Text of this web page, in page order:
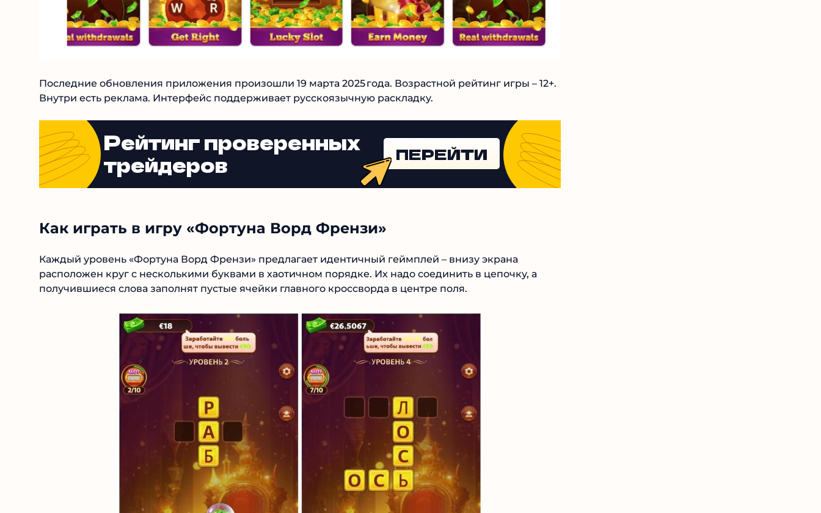
Последние обновления приложения произошли 19 марта 2025 года. Возрастной рейтинг игры –
12+. Внутри есть реклама. Интерфейс поддерживает русскоязычную раскладку.
Рейтинг проверенных
трейдеров
ПЕРЕЙТИ
Как играть в игру «Фортуна Ворд Френзи»
Каждый уровень «Фортуна Ворд Френзи» предлагает идентичный геймплей – внизу экрана
расположен круг с несколькими буквами в хаотичном порядке. Их надо соединить в цепочку, а
получившиеся слова заполнят пустые ячейки главного кроссворда в центре поля.